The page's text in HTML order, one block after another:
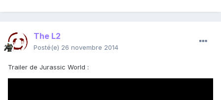
The L2
Posté(e) 26 novembre 2014
Trailer de Jurassic World :